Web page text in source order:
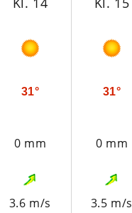
31°
0 mm
3.6 m/s
31°
0 mm
3.5 m/s